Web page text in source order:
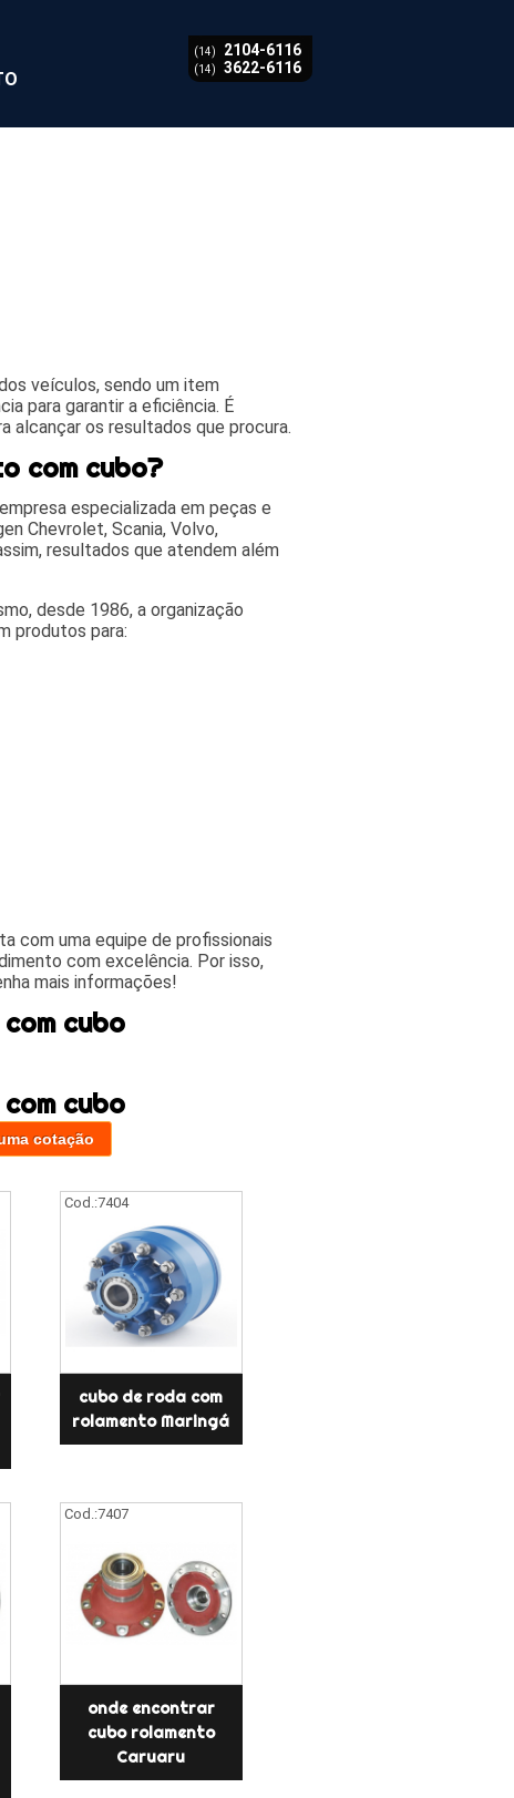
(14) 2104-6116
(14) 3622-6116
veículos, sendo um item
para garantir a eficiência. É
alcançar os resultados que procura.
com cubo?
especializada em peças e
Chevrolet, Scania, Volvo,
resultados que atendem além
desde 1986, a organização
produtos para:
com uma equipe de profissionais
com excelência. Por isso,
mais informações!
cubo
cubo
cotação
Cod.:7404
cubo de roda com
rolamento Maringá
Cod.:7407
onde encontrar
cubo rolamento
Caruaru